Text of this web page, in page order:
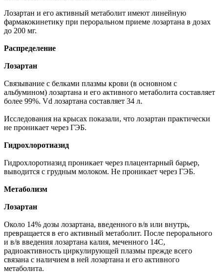
Лозартан и его активный метаболит имеют линейную
фармакокинетику при пероральном приеме лозартана в дозах
до 200 мг.
Распределение
Лозартан
Связывание с белками плазмы крови (в основном с
альбумином) лозартана и его активного метаболита составляет
более 99%. Vd лозартана составляет 34 л.
Исследования на крысах показали, что лозартан практически
не проникает через ГЭБ.
Гидрохлоротиазид
Гидрохлоротиазид проникает через плацентарный барьер,
выводится с грудным молоком. Не проникает через ГЭБ.
Метаболизм
Лозартан
Около 14% дозы лозартана, введенного в/в или внутрь,
превращается в его активный метаболит. После перорального
и в/в введения лозартана калия, меченного 14C,
радиоактивность циркулирующей плазмы прежде всего
связана с наличием в ней лозартана и его активного
метаболита.